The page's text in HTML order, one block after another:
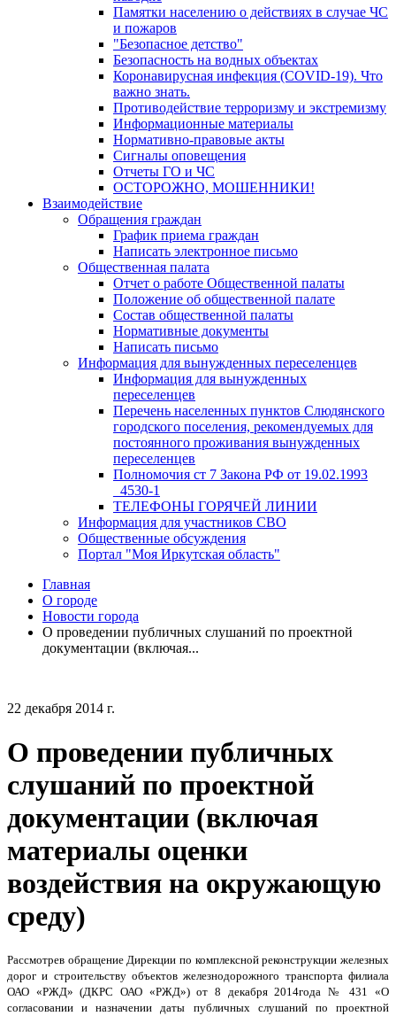
Памятки населению о действиях в случае ЧС
и пожаров
"Безопасное детство"
Безопасность на водных объектах
Коронавирусная инфекция (COVID-19). Что
важно знать.
Противодействие терроризму и экстремизму
Информационные материалы
Нормативно-правовые акты
Сигналы оповещения
Отчеты ГО и ЧС
ОСТОРОЖНО, МОШЕННИКИ!
Взаимодействие
Обращения граждан
График приема граждан
Написать электронное письмо
Общественная палата
Отчет о работе Общественной палаты
Положение об общественной палате
Состав общественной палаты
Нормативные документы
Написать письмо
Информация для вынужденных переселенцев
Информация для вынужденных
переселенцев
Перечень населенных пунктов Слюдянского
городского поселения, рекомендуемых для
постоянного проживания вынужденных
переселенцев
Полномочия ст 7 Закона РФ от 19.02.1993
_4530-1
ТЕЛЕФОНЫ ГОРЯЧЕЙ ЛИНИИ
Информация для участников СВО
Общественные обсуждения
Портал "Моя Иркутская область"
Главная
О городе
Новости города
О проведении публичных слушаний по проектной
документации (включая...
22 декабря 2014 г.
О проведении публичных
слушаний по проектной
документации (включая
материалы оценки
воздействия на окружающую
среду)
Рассмотрев обращение Дирекции по комплексной реконструкции железных
дорог и строительству объектов железнодорожного транспорта филиала
ОАО «РЖД» (ДКРС ОАО «РЖД») от 8 декабря 2014года № 431 «О
согласовании и назначении даты публичных слушаний по проектной